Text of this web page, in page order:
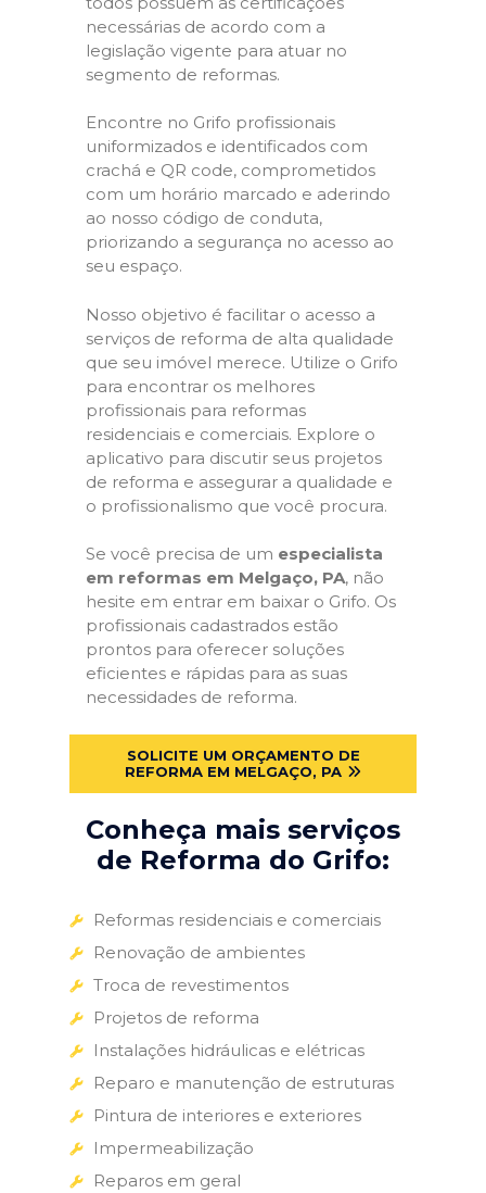
necessárias de acordo com a
legislação vigente para atuar no
segmento de reformas.
Encontre no Grifo profissionais
uniformizados e identificados com
crachá e QR code, comprometidos
com um horário marcado e aderindo
ao nosso código de conduta,
priorizando a segurança no acesso ao
seu espaço.
Nosso objetivo é facilitar o acesso a
serviços de reforma de alta qualidade
que seu imóvel merece. Utilize o Grifo
para encontrar os melhores
profissionais para reformas
residenciais e comerciais. Explore o
aplicativo para discutir seus projetos
de reforma e assegurar a qualidade e
o profissionalismo que você procura.
Se você precisa de um especialista
em reformas em Melgaço, PA, não
hesite em entrar em baixar o Grifo. Os
profissionais cadastrados estão
prontos para oferecer soluções
eficientes e rápidas para as suas
necessidades de reforma.
SOLICITE UM ORÇAMENTO DE
REFORMA EM MELGAÇO, PA
Conheça mais serviços
de Reforma do Grifo:
Reformas residenciais e comerciais
Renovação de ambientes
Troca de revestimentos
Projetos de reforma
Instalações hidráulicas e elétricas
Reparo e manutenção de estruturas
Pintura de interiores e exteriores
Impermeabilização
Reparos em geral